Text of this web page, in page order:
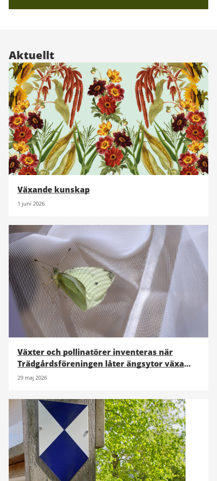
Aktuellt
Växande kunskap
1 juni 2026
Växter och pollinatörer inventeras när
Trädgårdsföreningen låter ängsytor växa
upp
29 maj 2026